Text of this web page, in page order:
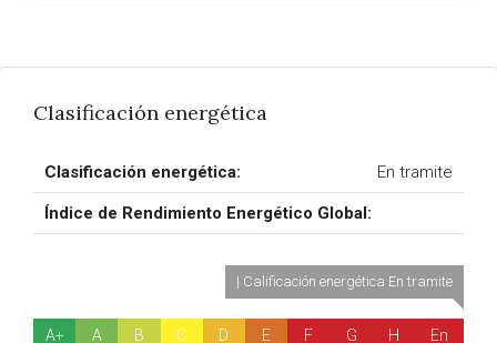
Clasificación energética
Clasificación energética: En tramite
Índice de Rendimiento Energético Global:
A+ A B C D E F G H
| Calificación energética En tramite
En